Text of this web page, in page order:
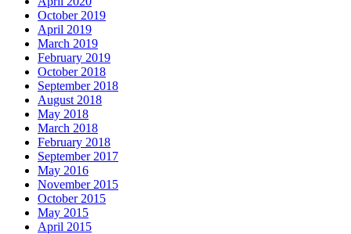
October 2019
April 2019
March 2019
February 2019
October 2018
September 2018
August 2018
May 2018
March 2018
February 2018
September 2017
May 2016
November 2015
October 2015
May 2015
April 2015